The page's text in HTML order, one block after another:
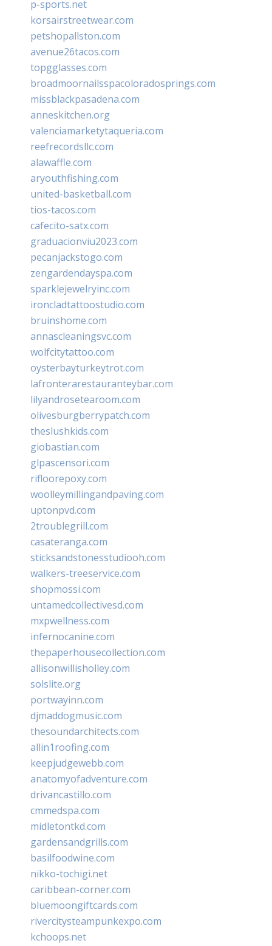
p-sports.net
korsairstreetwear.com
petshopallston.com
avenue26tacos.com
topgglasses.com
broadmoornailsspacoloradosprings.com
missblackpasadena.com
anneskitchen.org
valenciamarketytaqueria.com
reefrecordsllc.com
alawaffle.com
aryouthfishing.com
united-basketball.com
tios-tacos.com
cafecito-satx.com
graduacionviu2023.com
pecanjackstogo.com
zengardendayspa.com
sparklejewelryinc.com
ironcladtattoostudio.com
bruinshome.com
annascleaningsvc.com
wolfcitytattoo.com
oysterbayturkeytrot.com
lafronterarestauranteybar.com
lilyandrosetearoom.com
olivesburgberrypatch.com
theslushkids.com
giobastian.com
glpascensori.com
rifloorepoxy.com
woolleymillingandpaving.com
uptonpvd.com
2troublegrill.com
casateranga.com
sticksandstonesstudiooh.com
walkers-treeservice.com
shopmossi.com
untamedcollectivesd.com
mxpwellness.com
infernocanine.com
thepaperhousecollection.com
allisonwillisholley.com
solslite.org
portwayinn.com
djmaddogmusic.com
thesoundarchitects.com
allin1roofing.com
keepjudgewebb.com
anatomyofadventure.com
drivancastillo.com
cmmedspa.com
midletontkd.com
gardensandgrills.com
basilfoodwine.com
nikko-tochigi.net
caribbean-corner.com
bluemoongiftcards.com
rivercitysteampunkexpo.com
kchoops.net